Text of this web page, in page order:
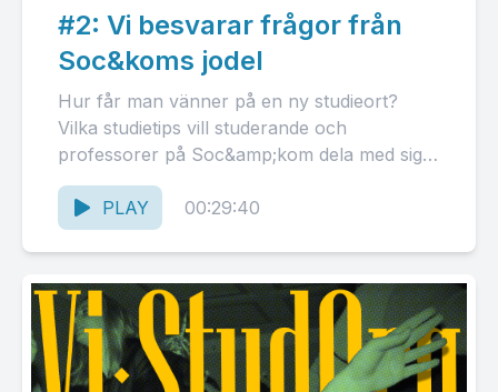
#2: Vi besvarar frågor från
Soc&koms jodel
Hur får man vänner på en ny studieort?
Vilka studietips vill studerande och
professorer på Soc&amp;kom dela med sig
av? Vilken är unicafés bästa...
PLAY
00:29:40